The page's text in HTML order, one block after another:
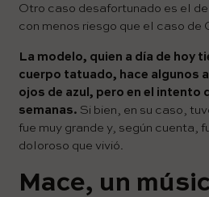
Otro caso desafortunado es el
con menos riesgo que el caso de
La modelo, quien a día de hoy
cuerpo tatuado, hace algunos
ojos de azul, pero en el intento
semanas. Si bien, en su caso,
fue muy grande y, según cuenta,
doloroso que vivió.
Mace, un